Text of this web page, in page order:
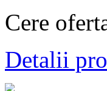
Cere
Detalii